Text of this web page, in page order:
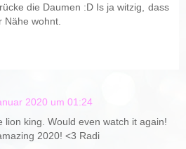
die Daumen :D Is ja witzig, dass
Nähe wohnt.
2020 um 01:24
lion king. Would even watch it again!
2020! <3 Radi